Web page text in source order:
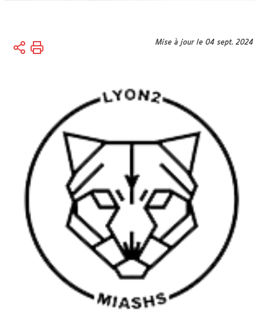
Vous
Accueil
Mise à jour le 04 sept. 2024